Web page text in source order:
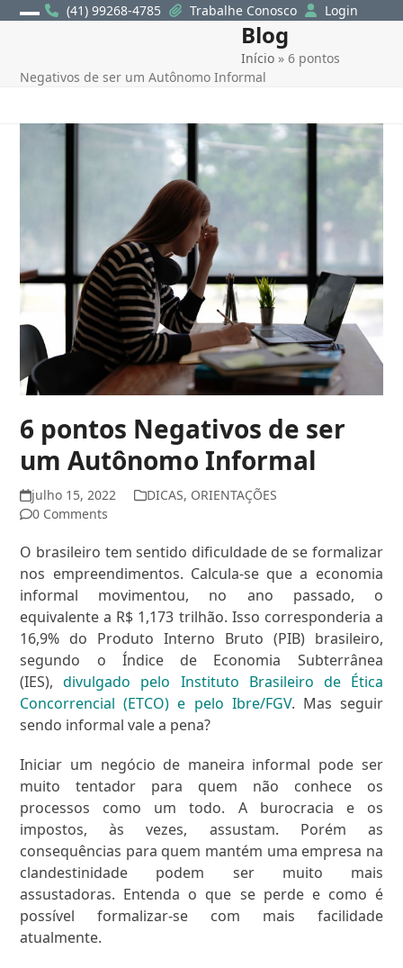
Skip
(41) 99268-4785 Trabalhe Conosco Login
menu
menu
Blog
Início »6 pontos
Negativos de ser um Autônomo Informal
6 pontos Negativos de ser
um Autônomo Informal
julho 15, 2022 DICAS, ORIENTAÇÕES
0 Comments
O brasileiro tem sentido dificuldade de se formalizar
nos empreendimentos. Calcula-se que a economia
informal movimentou, no ano passado, o
equivalente a R$ 1,173 trilhão. Isso corresponderia a
16,9% do Produto Interno Bruto (PIB) brasileiro,
segundo o Índice de Economia Subterrânea
(IES),divulgado pelo Instituto Brasileiro de Ética
Concorrencial (ETCO) e pelo Ibre/FGV. Mas seguir
sendo informal vale a pena?
Iniciar um negócio de maneira informal pode ser
muito tentador para quem não conhece os
processos como um todo. A burocracia e os
impostos, às vezes, assustam. Porém as
consequências para quem mantém uma empresa na
clandestinidade podem ser muito mais
assustadoras. Entenda o que se perde e como é
possível formalizar-se com mais facilidade
atualmente.